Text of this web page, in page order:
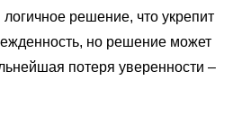
решение, что укрепит
но решение может
потеря уверенности –